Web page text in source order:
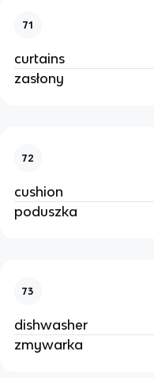
71
curtains
zasłony
72
cushion
poduszka
73
dishwasher
zmywarka